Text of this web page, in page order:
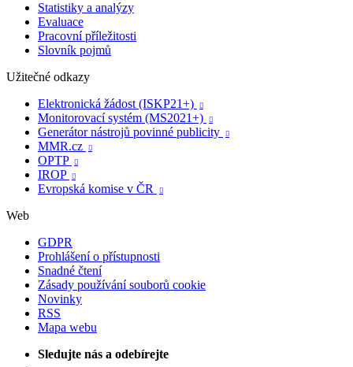
Statistiky a analýzy
Evaluace
Pracovní příležitosti
Slovník pojmů
Užitečné odkazy
Elektronická žádost (ISKP21+)

Monitorovací systém (MS2021+) 
Generátor nástrojů povinné publicity 
MMR.cz 
OPTP 
IROP 
Evropská komise v ČR 
Web
GDPR
Prohlášení o přístupnosti
Snadné čtení
Zásady používání souborů cookie
Novinky
RSS
Mapa webu
Sledujte nás a odebírejte